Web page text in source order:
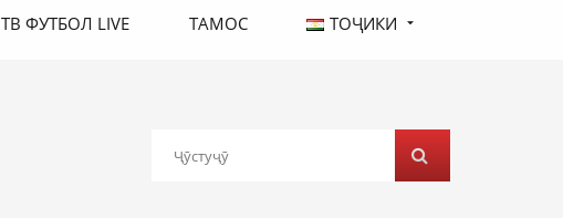
ТВ ФУТБОЛ LIVE ТАМОС ТОҶИКИ